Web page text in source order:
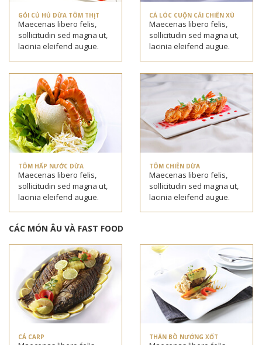
GỎI CỦ HỦ DỪA TÔM THỊT
Maecenas libero felis,
sollicitudin sed magna ut,
lacinia eleifend augue.
CÁ LÓC CUỘN CẢI CHIÊN XÙ
Maecenas libero felis,
sollicitudin sed magna ut,
lacinia eleifend augue.
TÔM HẤP NƯỚC DỪA
Maecenas libero felis,
sollicitudin sed magna ut,
lacinia eleifend augue.
TÔM CHIÊN DỪA
Maecenas libero felis,
sollicitudin sed magna ut,
lacinia eleifend augue.
CÁC MÓN ÂU VÀ FAST FOOD
CÁ CARP THĂN BÒ NƯỚNG XỐT